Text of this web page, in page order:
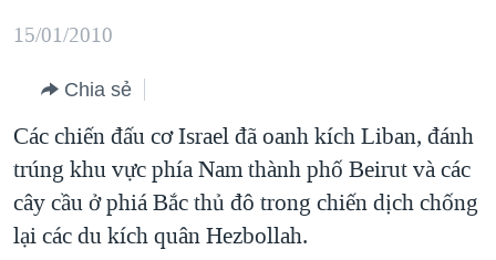
dung
chính
điều
hướng
chính
Đi
BIỂN ĐÔNG
BLOG
DIỄN ĐÀN
MỤC
TỰ DO BÁO CHÍ
CHUYÊN ĐỀ
15/01/2010
Chia sẻ
Các chiến đấu cơ Israel đã oanh kích Liban, đánh
trúng khu vực phía Nam thành phố Beirut và các
cây cầu ở phiá Bắc thủ đô trong chiến dịch chống
lại các du kích quân Hezbollah.